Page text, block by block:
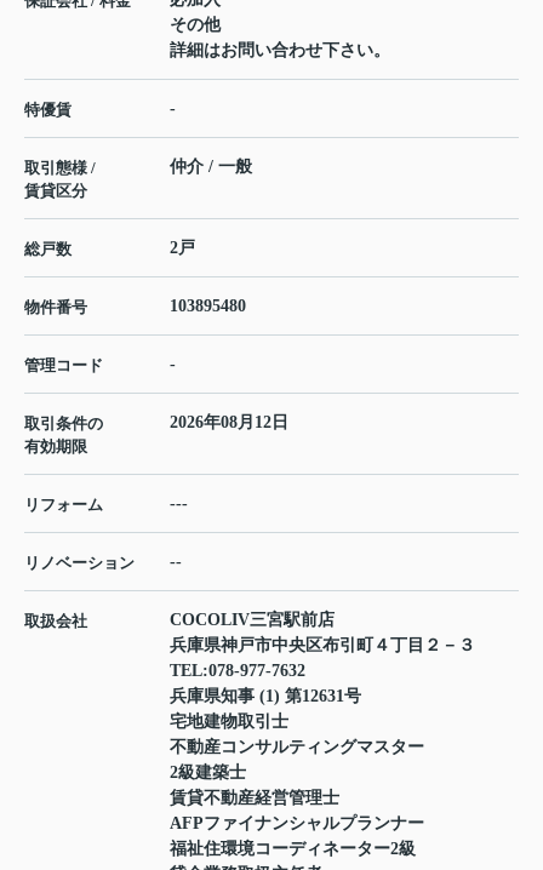
その他
詳細はお問い合わせ下さい。
特優賃 -
取引態様 /
賃貸区分
仲介 / 一般
総戸数 2戸
物件番号 103895480
管理コード -
取引条件の
有効期限
2026年08月12日
リフォーム ---
リノベーション --
取扱会社
COCOLIV三宮駅前店
兵庫県神戸市中央区布引町４丁目２－３
TEL:078-977-7632
兵庫県知事 (1) 第12631号
宅地建物取引士
不動産コンサルティングマスター
2級建築士
賃貸不動産経営管理士
AFPファイナンシャルプランナー
福祉住環境コーディネーター2級